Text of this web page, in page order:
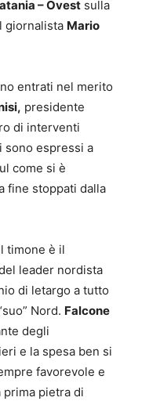
– Ovest sulla
giornalista Mario
entrati nel merito
presidente
di interventi
sono espressi a
come si è
fine stoppati dalla
timone è il
leader nordista
di letargo a tutto
Nord. Falcone
degli
e la spesa ben si
favorevole e
pietra di